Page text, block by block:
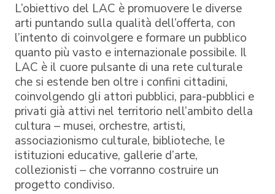
L’obiettivo del LAC è promuovere le diverse
arti puntando sulla qualità dell’offerta, con
l’intento di coinvolgere e formare un pubblico
quanto più vasto e internazionale possibile. Il
LAC è il cuore pulsante di una rete culturale
che si estende ben oltre i confini cittadini,
coinvolgendo gli attori pubblici, para-pubblici e
privati già attivi nel territorio nell’ambito della
cultura – musei, orchestre, artisti,
associazionismo culturale, biblioteche, le
istituzioni educative, gallerie d’arte,
collezionisti – che vorranno costruire un
progetto condiviso.